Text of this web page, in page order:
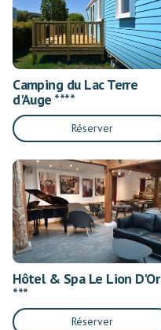
Camping du Lac Terre
d'Auge ****
Réserver
Hôtel & Spa Le Lion D'Or
***
Réserver